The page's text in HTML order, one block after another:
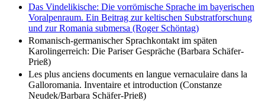
Das Vindelikische: Die vorrömische Sprache im bayerischen
Voralpenraum. Ein Beitrag zur keltischen Substratforschung
und zur Romania submersa (Roger Schöntag)
Romanisch-germanischer Sprachkontakt im späten
Karolingerreich: Die Pariser Gespräche (Barbara Schäfer-
Prieß)
Les plus anciens documents en langue vernaculaire dans la
Galloromania. Inventaire et introduction (Constanze
Neudek/Barbara Schäfer-Prieß)